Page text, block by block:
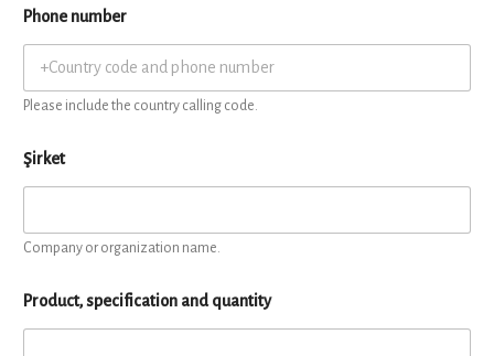
Phone number
Please include the country calling code.
Şirket
Company or organization name.
Product, specification and quantity